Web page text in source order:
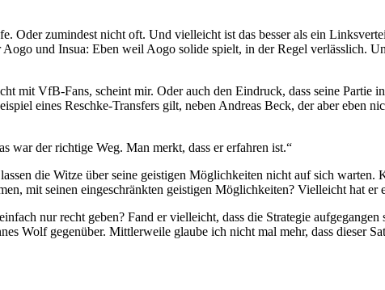
Oder zumindest nicht oft. Und vielleicht ist das besser als ein
und Insua: Eben weil Aogo solide spielt, in der Regel verlässlich.
mit VfB-Fans, scheint mir. Oder auch den Eindruck, dass seine Partie
eines Reschke-Transfers gilt, neben Andreas Beck, der aber eben
war der richtige Weg. Man merkt, dass er erfahren ist.“
die Witze über seine geistigen Möglichkeiten nicht auf sich warten.
mit seinen eingeschränkten geistigen Möglichkeiten? Vielleicht hat er
nur recht geben? Fand er vielleicht, dass die Strategie
Wolf gegenüber. Mittlerweile glaube ich nicht mal mehr, dass dieser